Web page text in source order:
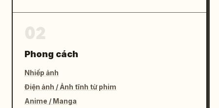
Phong cách
Nhiếp ảnh
Điện ảnh / Ảnh tĩnh từ phim
Anime / Manga